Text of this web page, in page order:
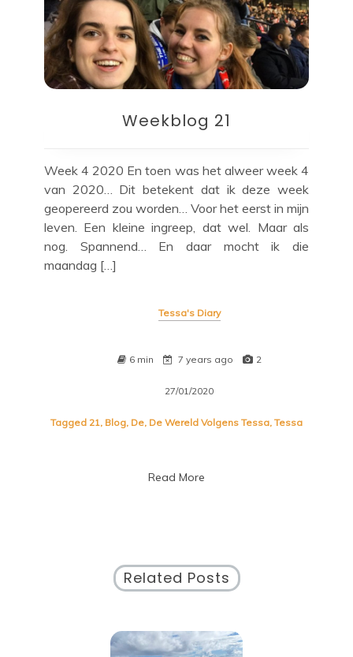
Weekblog 21
Week 4 2020 En toen was het alweer week 4
van 2020… Dit betekent dat ik deze week
geopereerd zou worden… Voor het eerst in mijn
leven. Een kleine ingreep, dat wel. Maar als
nog. Spannend… En daar mocht ik die
maandag […]
Tessa's Diary
6 min 7 years ago 2
27/01/2020
Tagged 21, Blog, De, De Wereld Volgens Tessa, Tessa
Read More
Related Posts